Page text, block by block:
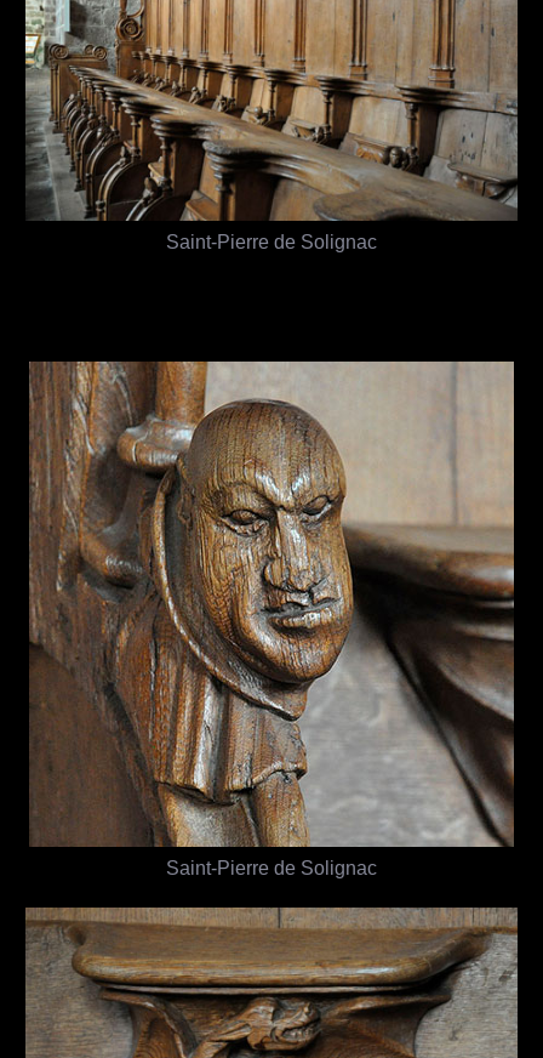
Saint-Pierre de Solignac
Saint-Pierre de Solignac